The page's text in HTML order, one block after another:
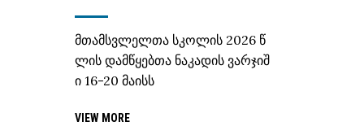
მთამსვლელთა სკოლის 2026 წ
ლის დამწყებთა ნაკადის ვარჯიშ
ი 16-20 მაისს
VIEW MORE